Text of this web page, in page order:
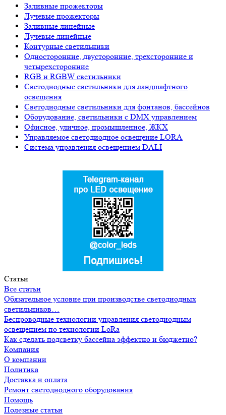
Заливные прожекторы
Лучевые прожекторы
Заливные линейные
Лучевые линейные
Контурные светильники
Односторонние, двусторонние, трехсторонние и
четырехсторонние
RGB и RGBW светильники
Светодиодные светильники для ландшафтного
освещения
Светодиодные светильники для фонтанов, бассейнов
Оборудование, светильники с DMX управлением
Офисное, уличное, промышленное, ЖКХ
Управляемое светодиодное освещение LORA
Система управления освещением DALI
Статьи
Все статьи
Обязательное условие при производстве светодиодных
светильников…
Беспроводные технологии управления светодиодным
освещением по технологии LoRa
Как сделать подсветку бассейна эффектно и бюджетно?
Компания
О компании
Политика
Доставка и оплата
Ремонт светодиодного оборудования
Помощь
Полезные статьи